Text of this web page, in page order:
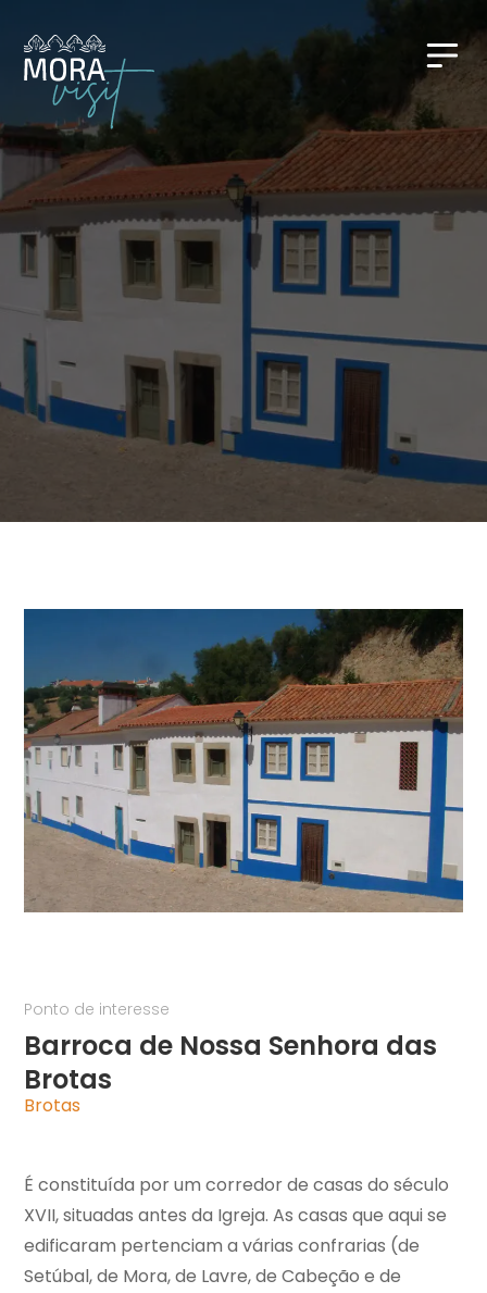
Ponto de interesse
Barroca de Nossa Senhora das
Brotas
Brotas
É constituída por um corredor de casas do século
XVII, situadas antes da Igreja. As casas que aqui se
edificaram pertenciam a várias confrarias (de
Setúbal, de Mora, de Lavre, de Cabeção e de